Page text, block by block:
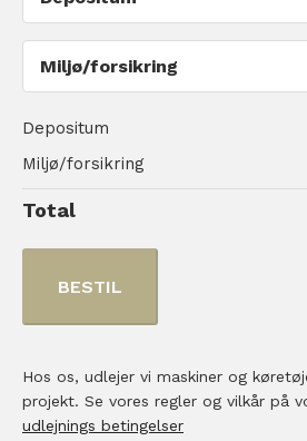
Miljø/forsikring
Depositum
Miljø/forsikring
Total
BESTIL
Hos os, udlejer vi maskiner og
projekt. Se vores regler og vilkår på
udlejnings betingelser